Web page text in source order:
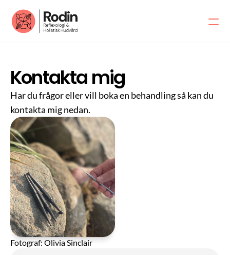
Behandlingar & priser
Om salongen
Varumärken
Mina vänner
Inspiration
Shopping och rådgivning
Shopping & rådgivning
Presentkort
Friskvårdsbidrag
Fotograf: Olivia Sinclair
Kontakta mig
Har du frågor eller vill boka en behandling så kan du
kontakta mig nedan.